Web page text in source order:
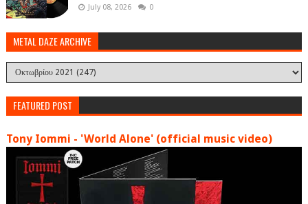
July 08, 2026 0
METAL DAZE ARCHIVE
FEATURED POST
Tony Iommi - 'World Alone' (official music video)